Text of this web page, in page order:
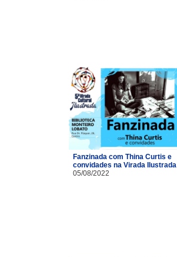
Fanzinada com Thina Curtis e
convidades na Virada Ilustrada
05/08/2022